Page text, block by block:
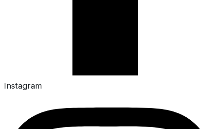
Instagram